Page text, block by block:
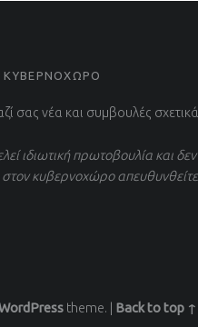
ΚΥΒΕΡΝΟΧΩΡΟ
σας νέα και συμβουλές
ιδιωτική πρωτοβουλία και
κυβερνοχώρο
theme. Back to top ↑